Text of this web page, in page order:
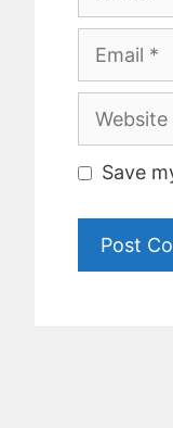
Email
Website
Save